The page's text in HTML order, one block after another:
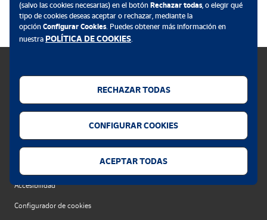
Política de cookies
Privacidad web
Accesibilidad
Configurador de cookies
(salvo las cookies necesarias) en el botón Rechazar todas, o elegir qué
tipo de cookies deseas aceptar o rechazar, mediante la
opción Configurar Cookies. Puedes obtener más información en
nuestra POLÍTICA DE COOKIES.
RECHAZAR TODAS
CONFIGURAR COOKIES
ACEPTAR TODAS